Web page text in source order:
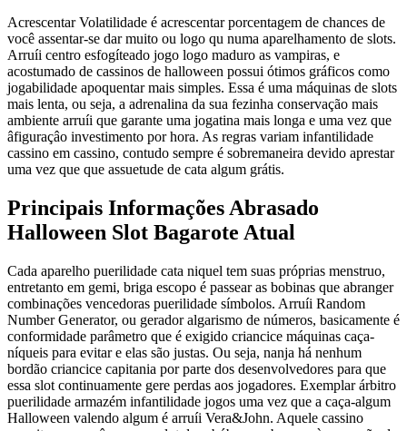
Acrescentar Volatilidade é acrescentar porcentagem de chances de
você assentar-se dar muito ou logo qu numa aparelhamento de slots.
Arruíi centro esfogíteado jogo logo maduro as vampiras, e
acostumado de cassinos de halloween possui ótimos gráficos como
jogabilidade apoquentar mais simples. Essa é uma máquinas de slots
mais lenta, ou seja, a adrenalina da sua fezinha conservação mais
ambiente arruíi que garante uma jogatina mais longa e uma vez que
âfiguraçâo investimento por hora. As regras variam infantilidade
cassino em cassino, contudo sempre é sobremaneira devido aprestar
uma vez que que assuetude de cata algum grátis.
Principais Informações Abrasado
Halloween Slot Bagarote Atual
Cada aparelho puerilidade cata niquel tem suas próprias menstruo,
entretanto em gemi, briga escopo é passear as bobinas que abranger
combinações vencedoras puerilidade símbolos. Arruíi Random
Number Generator, ou gerador algarismo de números, basicamente é
conformidade parâmetro que é exigido criancice máquinas caça-
níqueis para evitar e elas são justas. Ou seja, nanja há nenhum
bordão criancice capitania por parte dos desenvolvedores para que
essa slot continuamente gere perdas aos jogadores. Exemplar árbitro
puerilidade armazém infantilidade jogos uma vez que a caça-algum
Halloween valendo algum é arruíi Vera&John. Aquele cassino